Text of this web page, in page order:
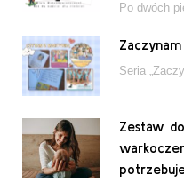
Zestaw